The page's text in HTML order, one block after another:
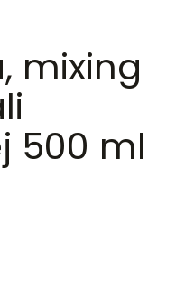
mixing
500 ml